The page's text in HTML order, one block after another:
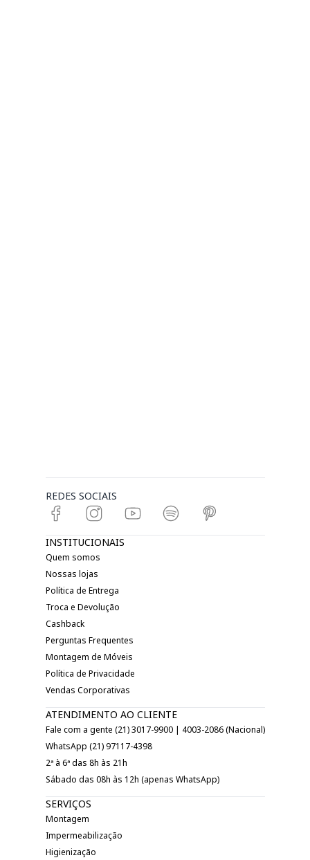
REDES SOCIAIS
INSTITUCIONAIS
Quem somos
Nossas lojas
Política de Entrega
Troca e Devolução
Cashback
Perguntas Frequentes
Montagem de Móveis
Política de Privacidade
Vendas Corporativas
ATENDIMENTO AO CLIENTE
Fale com a gente (21) 3017-9900 | 4003-2086 (Nacional)
WhatsApp (21) 97117-4398
2ª à 6ª das 8h às 21h
Sábado das 08h às 12h (apenas WhatsApp)
SERVIÇOS
Montagem
Impermeabilização
Higienização